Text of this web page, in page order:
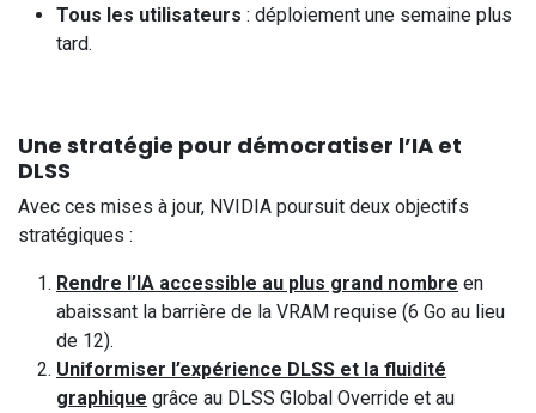
Tous les utilisateurs : déploiement une semaine plus
tard.
Une stratégie pour démocratiser l’IA et
DLSS
Avec ces mises à jour, NVIDIA poursuit deux objectifs
stratégiques :
Rendre l’IA accessible au plus grand nombre en
abaissant la barrière de la VRAM requise (6 Go au lieu
de 12).
Uniformiser l’expérience DLSS et la fluidité
graphique grâce au DLSS Global Override et au